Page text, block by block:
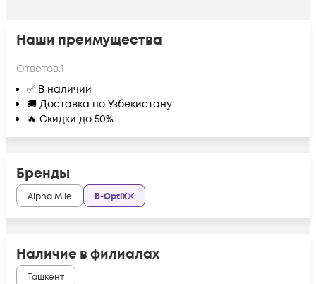
Наши преимущества
Ответов:1
✅ В наличии
🚚 Доставка по Узбекистану
🔥 Скидки до 50%
Бренды
Alpha Mile B-OptiX
Наличие в филиалах
Ташкент